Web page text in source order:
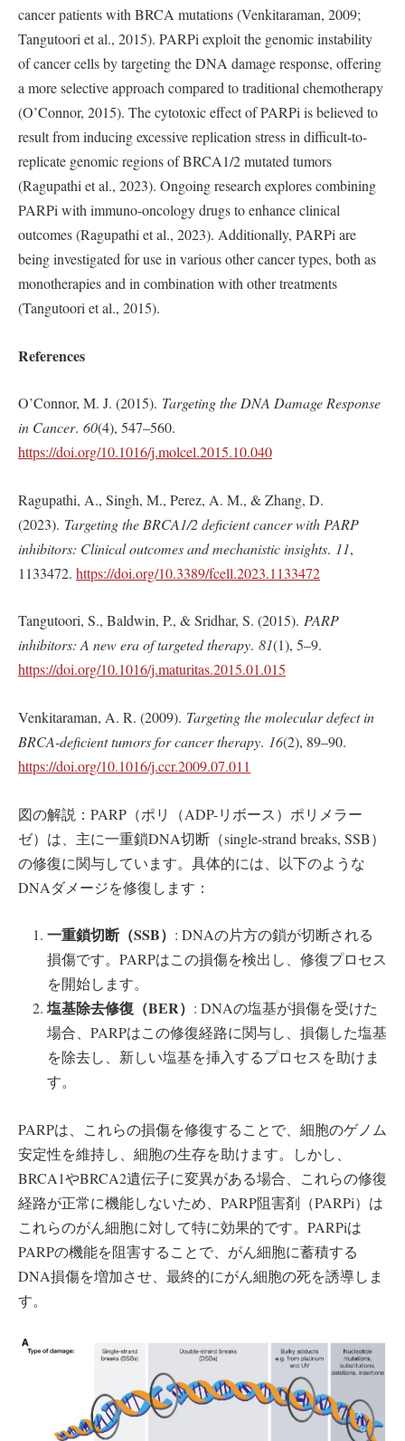
cancer patients with BRCA mutations (Venkitaraman, 2009;
Tangutoori et al., 2015). PARPi exploit the genomic instability
of cancer cells by targeting the DNA damage response, offering
a more selective approach compared to traditional chemotherapy
(O’Connor, 2015). The cytotoxic effect of PARPi is believed to
result from inducing excessive replication stress in difficult-to-
replicate genomic regions of BRCA1/2 mutated tumors
(Ragupathi et al., 2023). Ongoing research explores combining
PARPi with immuno-oncology drugs to enhance clinical
outcomes (Ragupathi et al., 2023). Additionally, PARPi are
being investigated for use in various other cancer types, both as
monotherapies and in combination with other treatments
(Tangutoori et al., 2015).
References
O’Connor, M. J. (2015). Targeting the DNA Damage Response
in Cancer. 60(4), 547–560.
https://doi.org/10.1016/j.molcel.2015.10.040
Ragupathi, A., Singh, M., Perez, A. M., & Zhang, D.
(2023). Targeting the BRCA1/2 deficient cancer with PARP
inhibitors: Clinical outcomes and mechanistic insights. 11,
1133472. https://doi.org/10.3389/fcell.2023.1133472
Tangutoori, S., Baldwin, P., & Sridhar, S. (2015). PARP
inhibitors: A new era of targeted therapy. 81(1), 5–9.
https://doi.org/10.1016/j.maturitas.2015.01.015
Venkitaraman, A. R. (2009). Targeting the molecular defect in
BRCA-deficient tumors for cancer therapy. 16(2), 89–90.
https://doi.org/10.1016/j.ccr.2009.07.011
図の解説：PARP（ポリ（ADP-リボース）ポリメラー
ゼ）は、主に一重鎖DNA切断（single-strand breaks, SSB）
の修復に関与しています。具体的には、以下のような
DNAダメージを修復します：
一重鎖切断（SSB） : DNAの片方の鎖が切断される
損傷です。PARPはこの損傷を検出し、修復プロセス
を開始します。
塩基除去修復（BER） : DNAの塩基が損傷を受けた
場合、PARPはこの修復経路に関与し、損傷した塩基
を除去し、新しい塩基を挿入するプロセスを助けま
す。
PARPは、これらの損傷を修復することで、細胞のゲノム
安定性を維持し、細胞の生存を助けます。しかし、
BRCA1やBRCA2遺伝子に変異がある場合、これらの修復
経路が正常に機能しないため、PARP阻害剤（PARPi）は
これらのがん細胞に対して特に効果的です。PARPiは
PARPの機能を阻害することで、がん細胞に蓄積する
DNA損傷を増加させ、最終的にがん細胞の死を誘導しま
す。